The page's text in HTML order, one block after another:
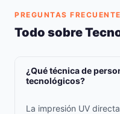
PREGUNTAS
Todo sobre
¿Qué técnica de
tecnológicos?
La impresión UV